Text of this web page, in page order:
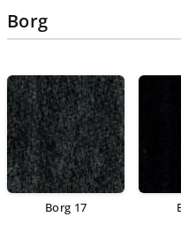
Borg
Borg 17